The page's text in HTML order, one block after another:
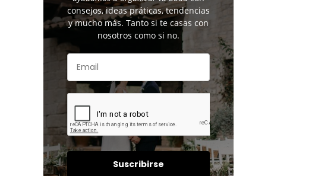
consejos, ideas práticas, tendencias
y mucho más. Tanto si te casas con
nosotros como si no.
Suscribirse